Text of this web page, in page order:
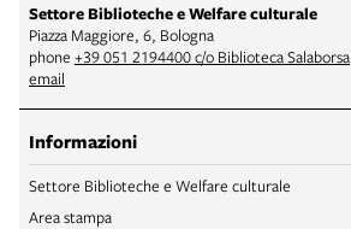
Settore Biblioteche e Welfare culturale
Piazza Maggiore, 6, Bologna
phone +39 051 2194400 c/o Biblioteca Salaborsa
email
Informazioni
Settore Biblioteche e Welfare culturale
Area stampa